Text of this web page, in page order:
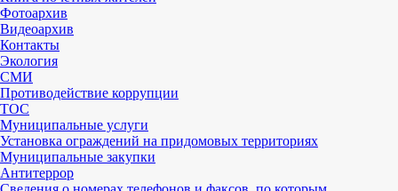
Фотоархив
Видеоархив
Контакты
Экология
СМИ
Противодействие коррупции
ТОС
Муниципальные услуги
Установка ограждений на придомовых территориях
Муниципальные закупки
Антитеррор